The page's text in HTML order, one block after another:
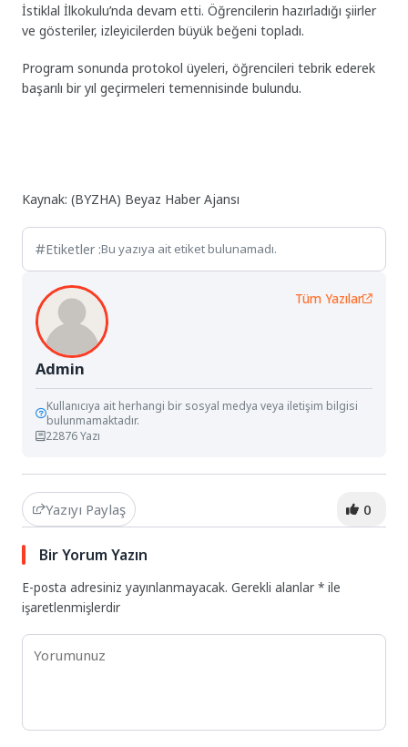
İstiklal İlkokulu’nda devam etti. Öğrencilerin hazırladığı şiirler
ve gösteriler, izleyicilerden büyük beğeni topladı.
Program sonunda protokol üyeleri, öğrencileri tebrik ederek
başarılı bir yıl geçirmeleri temennisinde bulundu.
Kaynak: (BYZHA) Beyaz Haber Ajansı
Etiketler :Bu yazıya ait etiket bulunamadı.
Admin
Tüm Yazılar
Kullanıcıya ait herhangi bir sosyal medya veya iletişim bilgisi
bulunmamaktadır.
22876 Yazı
Yazıyı Paylaş 0
Bir Yorum Yazın
E-posta adresiniz yayınlanmayacak. Gerekli alanlar* ile
işaretlenmişlerdir